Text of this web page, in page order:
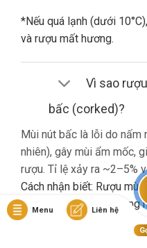
*Nếu quá lạnh (dưới
và rượu mất hương.
Vì sao
bấc (corked)?
Mùi nút bấc là lỗi do nấm
nhiên), gây mùi ẩm mốc,
rượu. Tỉ lệ xảy ra ~2–5%
Cách nhận biết: Rượu mùi
hương trái cây dù là vang
Nếu gặp lỗi này, bạn nên
Menu Liên hệ